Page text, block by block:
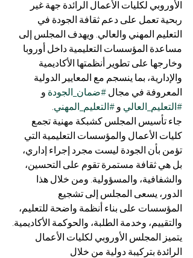
الأوروبي لكليات الأعمال الرائدة جهة غير
ربحية تعمل على دعم ثقافة الجودة في
التعليم المهني والعالي. ويهدف المجلس إلى
مساعدة المؤسسات التعليمية داخل أوروبا
وخارجها على تطوير أنظمتها الأكاديمية
والإدارية، بما ينسجم مع المعايير الدولية
المعروفة في مجال #ضمان_الجودة و
#التعليم_العالي و #التعليم_المهني.
جاء تأسيس المجلس كشبكة مهنية تجمع
كليات الأعمال والمؤسسات التعليمية التي
تؤمن بأن الجودة ليست مجرد إجراء إداري،
بل هي ثقافة مستمرة تقوم على التحسين،
والشفافية، والمسؤولية. ومن خلال هذا
الدور، يسعى المجلس إلى تشجيع
المؤسسات على بناء أنظمة واضحة للتعليم،
والتقييم، وخدمة الطلبة، والحوكمة الأكاديمية.
يتميز المجلس الأوروبي لكليات الأعمال
الرائدة بتركيبة دولية من خلال